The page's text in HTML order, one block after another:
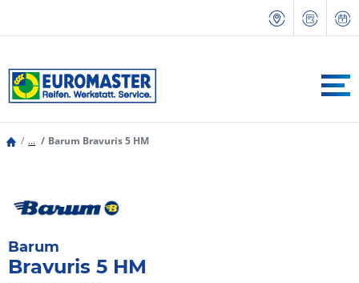
... Barum Bravuris 5 HM
Barum
Bravuris 5 HM